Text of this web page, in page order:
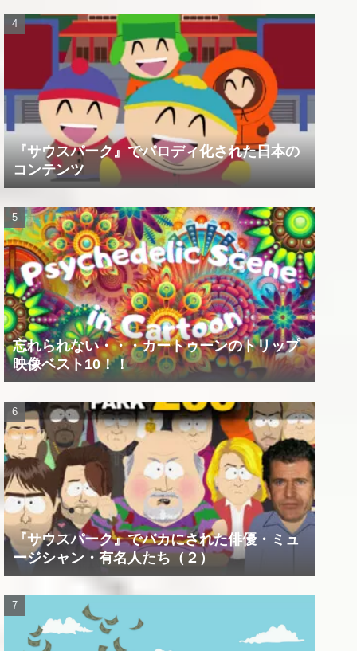
『サウスパーク』でパロディ化された日本の
コンテンツ
忘れられない・・・カートゥーンのトリップ
映像ベスト10！！
『サウスパーク』でバカにされた俳優・ミュ
ージシャン・有名人たち（２）